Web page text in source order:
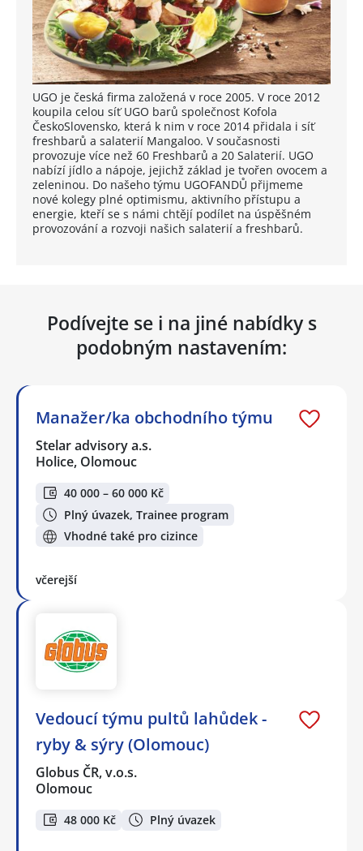
UGO je česká firma založená v roce 2005. V roce 2012
koupila celou síť UGO barů společnost Kofola
ČeskoSlovensko, která k nim v roce 2014 přidala i síť
freshbarů a salaterií Mangaloo. V současnosti
provozuje více než 60 Freshbarů a 20 Salaterií. UGO
nabízí jídlo a nápoje, jejichž základ je tvořen ovocem a
zeleninou. Do našeho týmu UGOFANDŮ přijmeme
nové kolegy plné optimismu, aktivního přístupu a
energie, kteří se s námi chtějí podílet na úspěšném
provozování a rozvoji našich salaterií a freshbarů.
Podívejte se i na jiné nabídky s
podobným nastavením:
Manažer/ka obchodního týmu
Stelar advisory a.s.
Holice, Olomouc
40 000 – 60 000 Kč
Plný úvazek, Trainee program
Vhodné také pro cizince
včerejší
Vedoucí týmu pultů lahůdek -
ryby & sýry (Olomouc)
Globus ČR, v.o.s.
Olomouc
48 000 Kč Plný úvazek